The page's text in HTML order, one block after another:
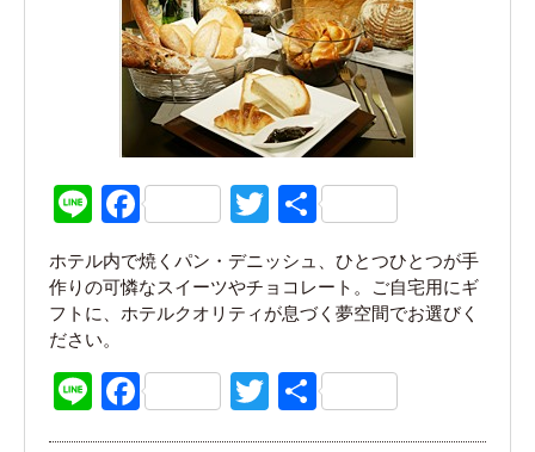
LineFacebookTwitter
共
ホテル内で焼くパン・デニッシュ、ひとつひとつが手
作りの可憐なスイーツやチョコレート。ご自宅用にギ
フトに、ホテルクオリティが息づく夢空間でお選びく
ださい。
LineFacebookTwitter
共